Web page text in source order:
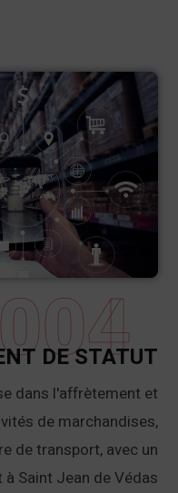
DE STATUT
dans l'affrètement et
de marchandises,
de transport, avec un
Saint Jean de Védas